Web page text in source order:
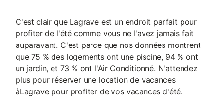
C'est clair que Lagrave est un endroit parfait pour
profiter de l'été comme vous ne l'avez jamais fait
auparavant. C'est parce que nos données montrent
que 75 % des logements ont une piscine, 94 % ont
un jardin, et 73 % ont l'Air Conditionné. N'attendez
plus pour réserver une location de vacances
àLagrave pour profiter de vos vacances d'été.